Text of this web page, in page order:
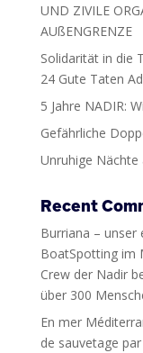
UND ZIVILE
AUßENGRENZE
Solidarität in die
24 Gute Taten
5 Jahre NADIR:
Gefährliche
Unruhige
Recent
Burriana – unser
BoatSpotting im
Crew der Nadir
über 300
En mer
de sauvetage